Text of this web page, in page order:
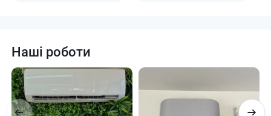
Наші роботи